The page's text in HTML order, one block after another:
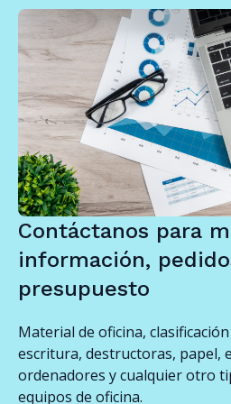
Contáctanos para
información,
presupuesto
Material de oficina,
escritura, destructoras, papel,
ordenadores y cualquier otro
equipos de oficina.